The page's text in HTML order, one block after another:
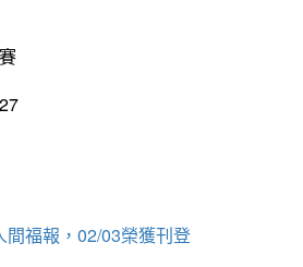
福報，02/03榮獲刊登